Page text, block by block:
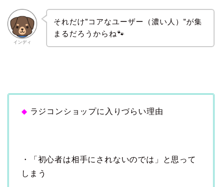
インディ
それだけ”コアなユーザー（濃い人）”が集
まるだろうからね🐾
◆ ラジコンショップに入りづらい理由
・「初心者は相手にされないのでは」と思って
しまう